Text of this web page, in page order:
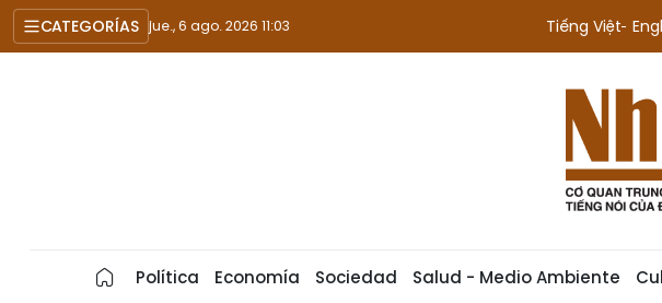
CATEGORÍAS jue., 6 ago. 2026 11:03 Tiếng Việt
Política Economía Sociedad Salud - Medio Ambiente